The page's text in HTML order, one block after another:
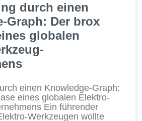
durch einen
Graph: Der brox
globalen
einen Knowledge-Graph:
eines globalen Elektro-
Ein führender
Werkzeugen wollte